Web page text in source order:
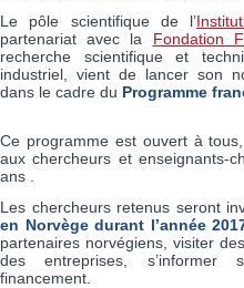
Le pôle scientifique de l’
partenariat avec la Fondation
recherche scientifique et
industriel, vient de lancer son
dans le cadre du Programme
Ce programme est ouvert à
aux chercheurs et enseignants-
ans .
Les chercheurs retenus seront
en Norvège durant l’année
partenaires norvégiens, visiter
des entreprises,
financement.